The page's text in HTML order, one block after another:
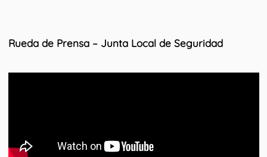
Rueda de Prensa – Junta Local de Seguridad